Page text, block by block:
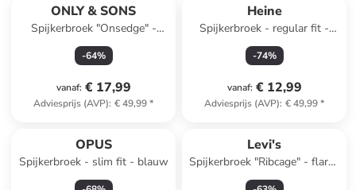
ONLY & SONS
Spijkerbroek "Onsedge" -
regular fit - blauw
-64%
vanaf: € 17,99
Adviesprijs (AVP): € 49,99*
Heine
Spijkerbroek - regular fit -
zwart
-74%
vanaf: € 12,99
Adviesprijs (AVP): € 49,99*
OPUS
Spijkerbroek - slim fit - blauw
Levi's
Spijkerbroek "Ribcage" - flared
fit - donkerblauw